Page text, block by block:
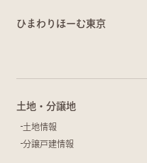
ひまわりほーむ東京
土地・分譲地
土地情報
分譲戸建情報